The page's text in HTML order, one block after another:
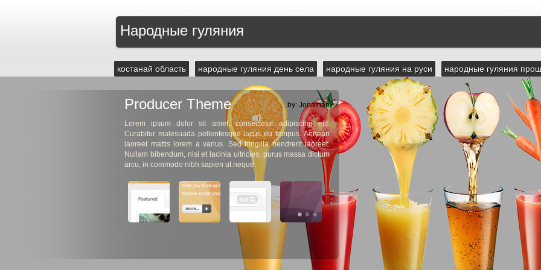
Народные гуляния
костанай область народные гуляния день села народные гуляния на руси народные гуляния
Producer Theme by: Jonathan
Lorem ipsum dolor sit amet, consectetur adipiscing elit.
Curabitur malesuada pellentesque lacus eu tempus. Aenean
laoreet mattis lorem a varius. Sed fringilla hendrerit laoreet.
Nullam bibendum, nisi et lacinia ultricies, purus massa dictum
arcu, in commodo nibh sapien ut neque.